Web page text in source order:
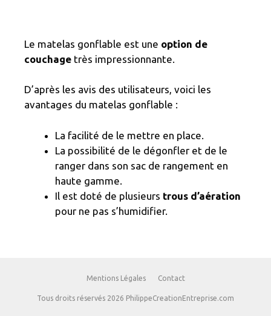
Le matelas gonflable est une option de
couchage très impressionnante.
D’après les avis des utilisateurs, voici les
avantages du matelas gonflable :
La facilité de le mettre en place.
La possibilité de le dégonfler et de le
ranger dans son sac de rangement en
haute gamme.
Il est doté de plusieurs trous d’aération
pour ne pas s’humidifier.
Mentions Légales Contact
Tous droits réservés 2026 PhilippeCreationEntreprise.com